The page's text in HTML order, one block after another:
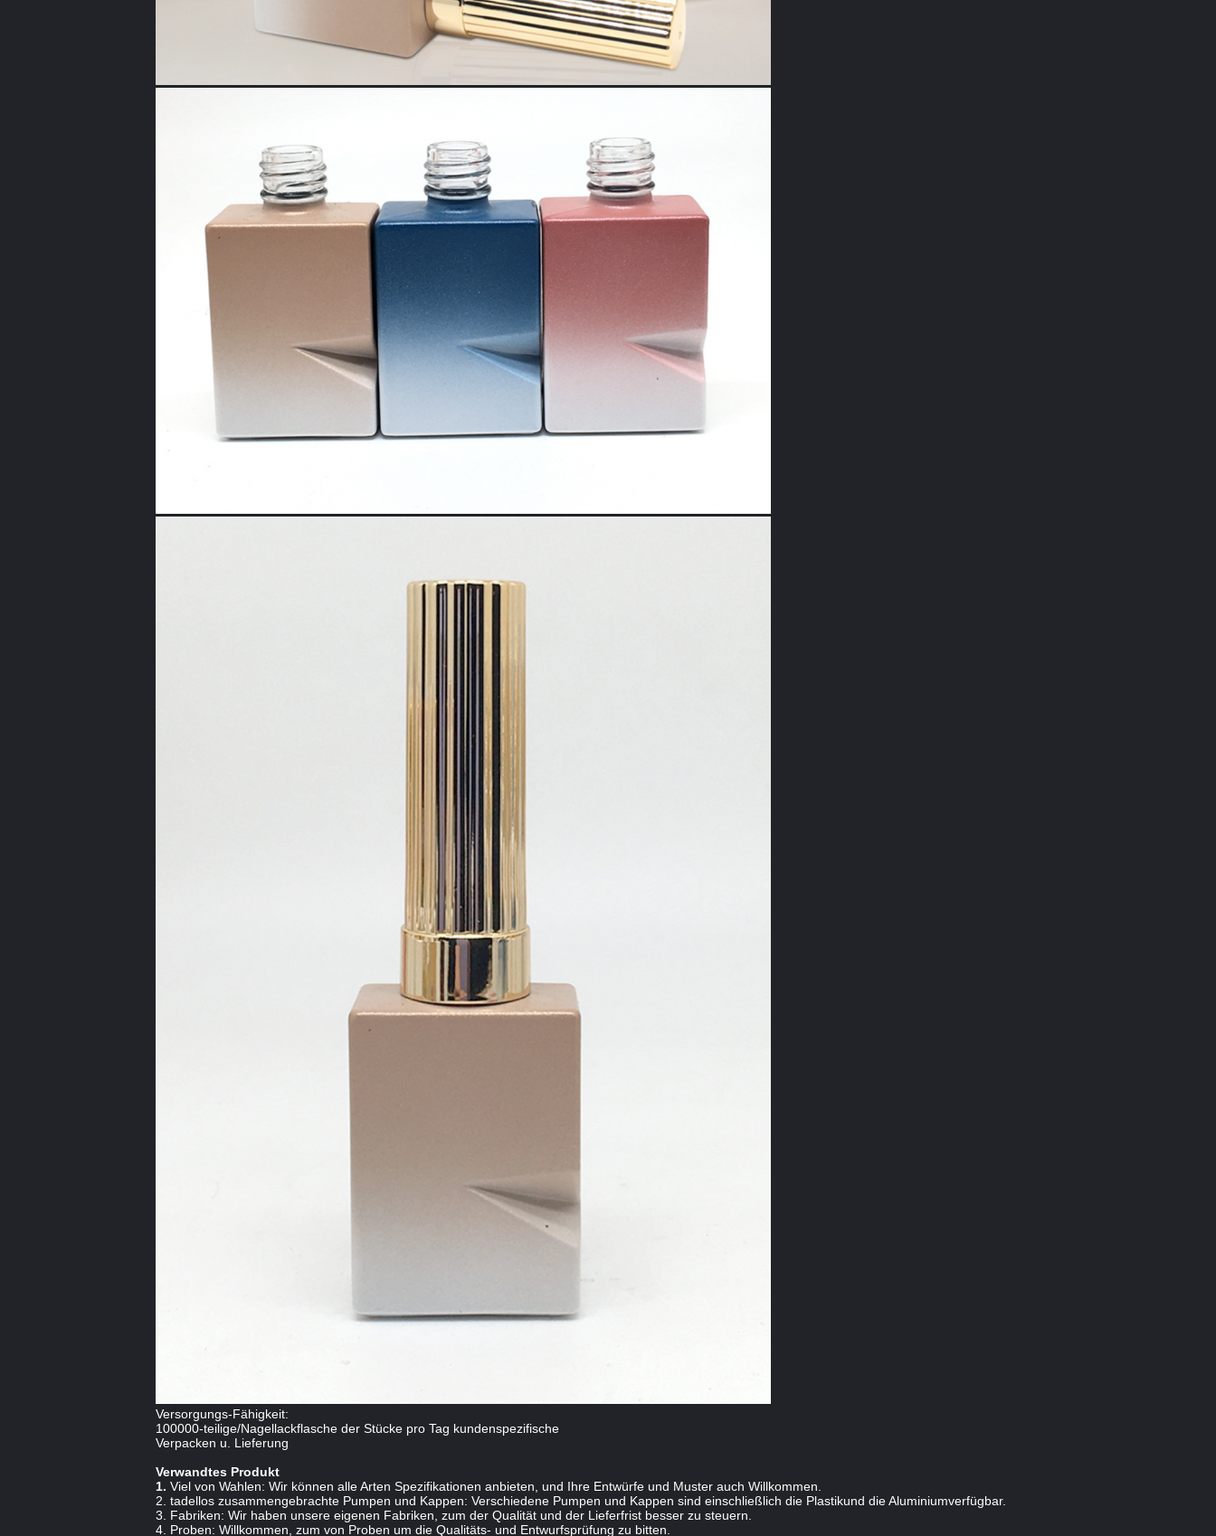
Versorgungs-Fähigkeit:
100000-teilige/Nagellackflasche der Stücke pro Tag kundenspezifische
Verpacken u. Lieferung
Verwandtes Produkt
1. Viel von Wahlen: Wir können alle Arten Spezifikationen anbieten, und Ihre Entwürfe und Muster auch Willkommen.
2. tadellos zusammengebrachte Pumpen und Kappen: Verschiedene Pumpen und Kappen sind einschließlich die Plastikund die Aluminiumverfügbar.
3. Fabriken: Wir haben unsere eigenen Fabriken, zum der Qualität und der Lieferfrist besser zu steuern.
4. Proben: Willkommen, zum von Proben um die Qualitäts- und Entwurfsprüfung zu bitten.